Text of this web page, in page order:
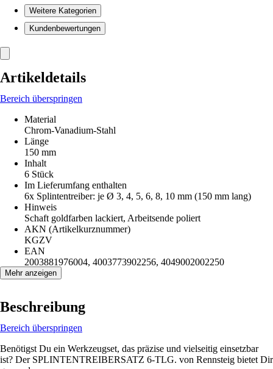
Weitere Kategorien
Kundenbewertungen
Artikeldetails
Bereich überspringen
Material
Chrom-Vanadium-Stahl
Länge
150 mm
Inhalt
6 Stück
Im Lieferumfang enthalten
6x Splintentreiber: je Ø 3, 4, 5, 6, 8, 10 mm (150 mm lang)
Hinweis
Schaft goldfarben lackiert, Arbeitsende poliert
AKN (Artikelkurznummer)
KGZV
EAN
2003881976004, 4003773902256, 4049002002250
Mehr anzeigen
Beschreibung
Bereich überspringen
Benötigst Du ein Werkzeugset, das präzise und vielseitig einsetzbar
ist? Der SPLINTENTREIBERSATZ 6-TLG. von Rennsteig bietet Dir